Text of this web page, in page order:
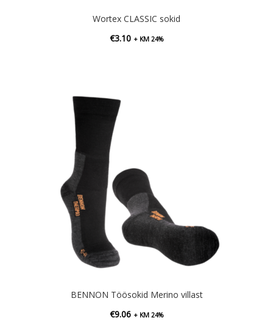
Wortex CLASSIC sokid
€3.10 + KM 24%
BENNON Töösokid Merino villast
€9.06 + KM 24%